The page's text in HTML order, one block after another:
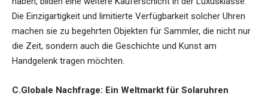
Die Einzigartigkeit und limitierte Verfügbarkeit solcher Uhren
machen sie zu begehrten Objekten für Sammler, die nicht nur
die Zeit, sondern auch die Geschichte und Kunst am
Handgelenk tragen möchten.
C.Globale Nachfrage: Ein Weltmarkt für Solaruhren